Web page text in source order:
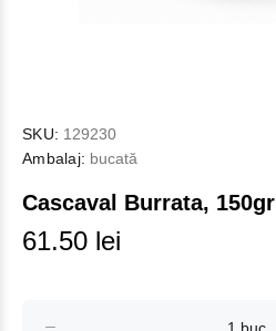
SKU: 129230
Ambalaj: bucată
Cascaval Burrata, 150gr
61.50 lei